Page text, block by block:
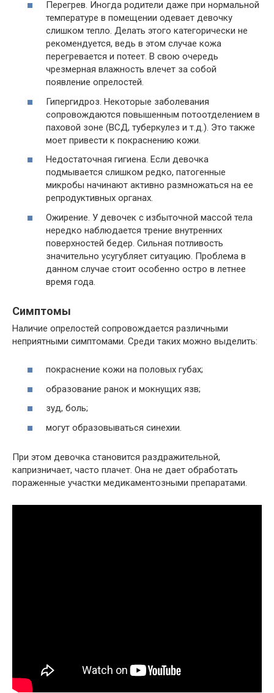
Перегрев. Иногда родители даже при нормальной
температуре в помещении одевает девочку
слишком тепло. Делать этого категорически не
рекомендуется, ведь в этом случае кожа
перегревается и потеет. В свою очередь
чрезмерная влажность влечет за собой
появление опрелостей.
Гипергидроз. Некоторые заболевания
сопровождаются повышенным потоотделением в
паховой зоне (ВСД, туберкулез и т.д.). Это также
моет привести к покраснению кожи.
Недостаточная гигиена. Если девочка
подмывается слишком редко, патогенные
микробы начинают активно размножаться на ее
репродуктивных органах.
Ожирение. У девочек с избыточной массой тела
нередко наблюдается трение внутренних
поверхностей бедер. Сильная потливость
значительно усугубляет ситуацию. Проблема в
данном случае стоит особенно остро в летнее
время года.
Симптомы
Наличие опрелостей сопровождается различными
неприятными симптомами. Среди таких можно выделить:
покраснение кожи на половых губах;
образование ранок и мокнущих язв;
зуд, боль;
могут образовываться синехии.
При этом девочка становится раздражительной,
капризничает, часто плачет. Она не дает обработать
пораженные участки медикаментозными препаратами.